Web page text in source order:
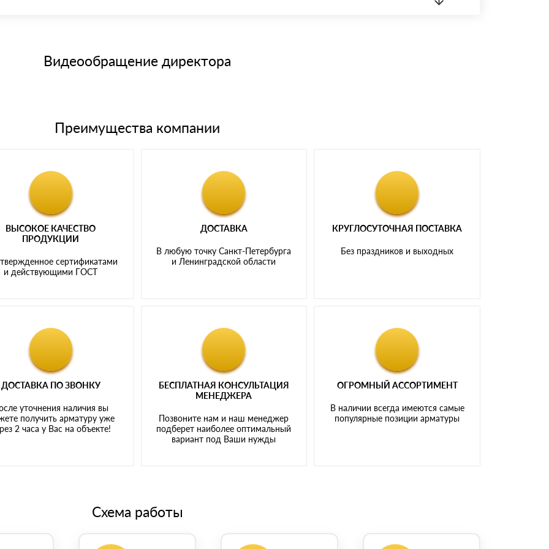
банковским картам
Видеообращение директора
Преимущества компании
ВЫСОКОЕ КАЧЕСТВО
ПРОДУКЦИИ
сертификатами
и действующими ГОСТ
ДОСТАВКА
В любую точку Санкт-Петербурга
и Ленинградской области
КРУГЛОСУТОЧНАЯ ПОСТАВКА
Без праздников и выходных
ДОСТАВКА ПО ЗВОНКУ
уточнения наличия вы
получить арматуру уже
2 часа у Вас на объекте!
БЕСПЛАТНАЯ КОНСУЛЬТАЦИЯ
МЕНЕДЖЕРА
Позвоните нам и наш менеджер
подберет наиболее оптимальный
вариант под Ваши нужды
ОГРОМНЫЙ АССОРТИМЕНТ
В наличии всегда имеются самые
популярные позиции арматуры
Схема работы